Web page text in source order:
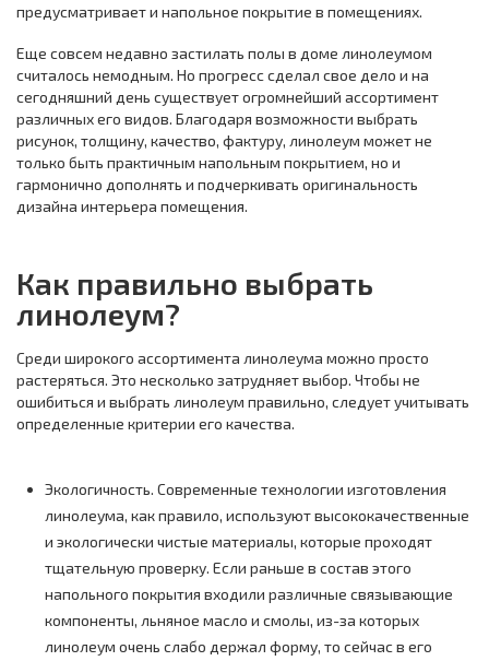
предусматривает и напольное покрытие в помещениях.
Еще совсем недавно застилать полы в доме линолеумом
считалось немодным. Но прогресс сделал свое дело и на
сегодняшний день существует огромнейший ассортимент
различных его видов. Благодаря возможности выбрать
рисунок, толщину, качество, фактуру, линолеум может не
только быть практичным напольным покрытием, но и
гармонично дополнять и подчеркивать оригинальность
дизайна интерьера помещения.
Как правильно выбрать
линолеум?
Среди широкого ассортимента линолеума можно просто
растеряться. Это несколько затрудняет выбор. Чтобы не
ошибиться и выбрать линолеум правильно, следует учитывать
определенные критерии его качества.
Экологичность. Современные технологии изготовления
линолеума, как правило, используют высококачественные
и экологически чистые материалы, которые проходят
тщательную проверку. Если раньше в состав этого
напольного покрытия входили различные связывающие
компоненты, льняное масло и смолы, из-за которых
линолеум очень слабо держал форму, то сейчас в его